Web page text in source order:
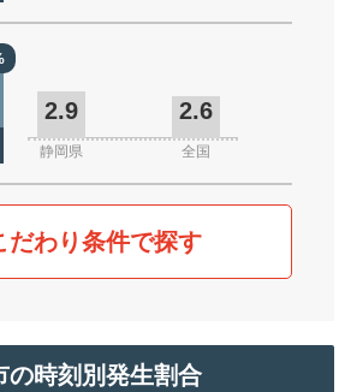
2.9 2.6
静岡県 全国
だわり条件で探す
の時刻別発生割合